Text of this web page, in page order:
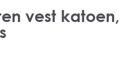
vest katoen,